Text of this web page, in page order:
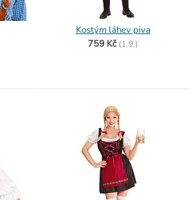
Kostým láhev piva
759 Kč (1.9.)